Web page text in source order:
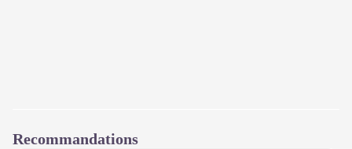
Recommandations